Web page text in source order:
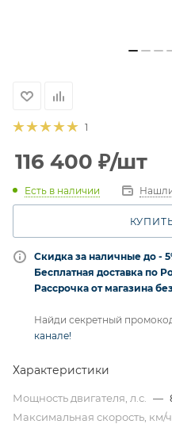
1
116 400 ₽/шт
Есть в наличии
Скидка за наличные до -
Бесплатная доставка по
Рассрочка от магазина
Найди секретный
канале!
Характеристики
Мощность двигателя, л.с. —
Максимальная скорость, км/ч.